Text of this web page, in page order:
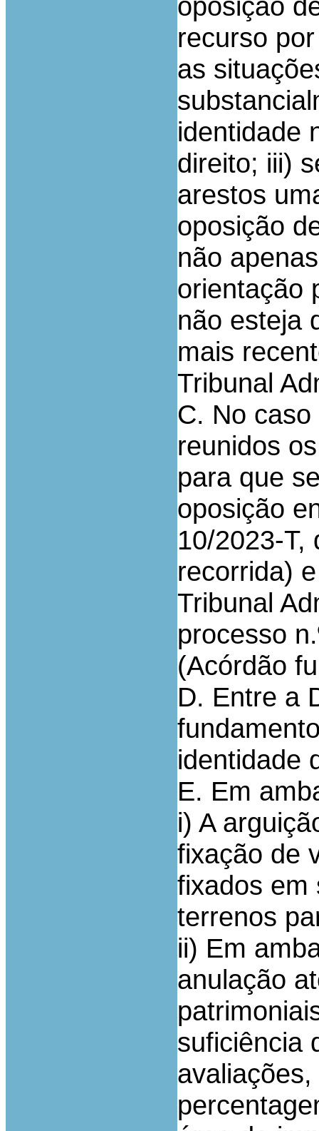
recurso
as
identidade
direito; iii)
arestos
oposição
não
orientação
não esteja
mais
Tribunal
C. No
reunidos
para que
oposição
10/2023-T,
recorrida)
Tribunal
processo
(Acórdão
D. Entre a
identidade
E. Em
i) A
fixação de
fixados em
terrenos
ii) Em
anulação
suficiência